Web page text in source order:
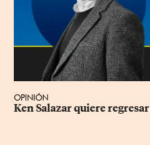
OPINIÓN
Ken Salazar quiere regresar